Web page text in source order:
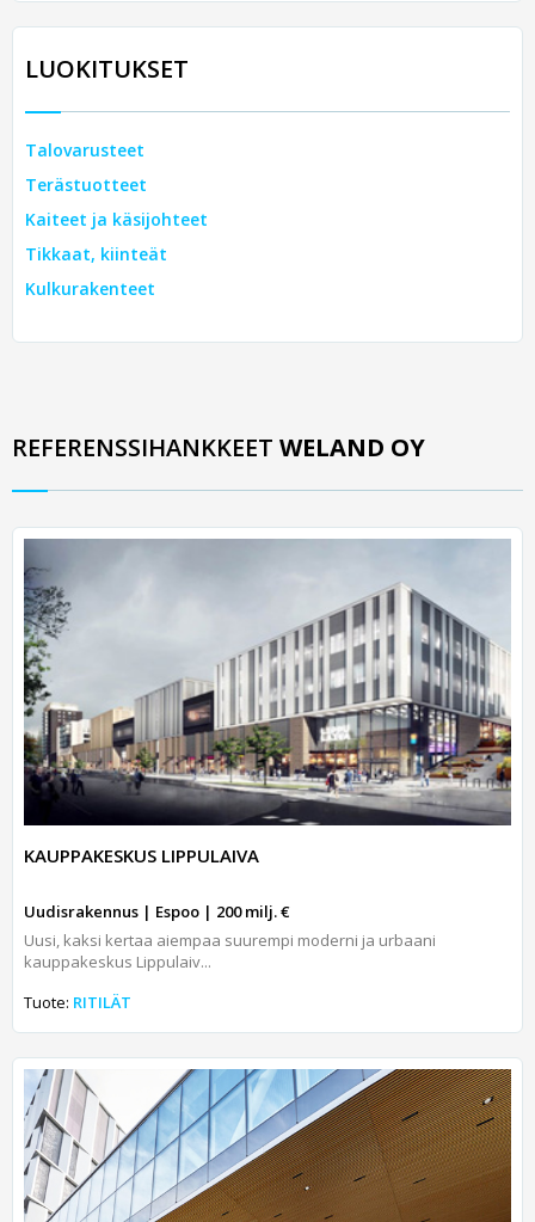
LUOKITUKSET
Talovarusteet
Terästuotteet
Kaiteet ja käsijohteet
Tikkaat, kiinteät
Kulkurakenteet
REFERENSSIHANKKEET WELAND OY
KAUPPAKESKUS LIPPULAIVA
Uudisrakennus | Espoo | 200 milj. €
Uusi, kaksi kertaa aiempaa suurempi moderni ja urbaani
kauppakeskus Lippulaiv...
Tuote: RITILÄT